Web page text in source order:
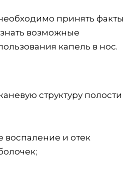
принять факты
возможные
капель в нос.
структуру полости
воспаление и отек